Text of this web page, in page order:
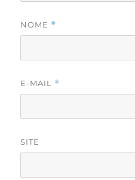
NOME *
E-MAIL *
SITE